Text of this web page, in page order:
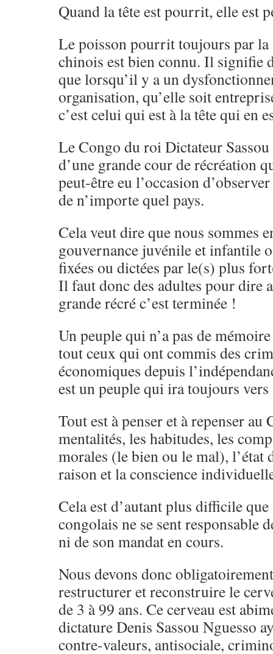
Quand la tête est pourrit, elle
Le poisson pourrit toujours par la
chinois est bien connu. Il signifie
que lorsqu’il y a un
organisation, qu’elle soit
c’est celui qui est à la tête qui en
Le Congo du roi Dictateur Sassou
d’une grande cour de récréation
peut-être eu l’occasion
de n’importe quel pays.
Cela veut dire que nous sommes
gouvernance juvénile et infantile
fixées ou dictées par le(s) plus
Il faut donc des adultes pour dire
grande récré c’est terminée !
Un peuple qui n’a pas de
tout ceux qui ont commis des
économiques depuis
est un peuple qui ira toujours vers
Tout est à penser et à repenser au
mentalités, les habitudes, les
morales (le bien ou le mal), l’état
raison et la conscience
Cela est d’autant plus difficile
congolais ne se sent responsable
ni de son mandat en cours.
Nous devons donc
restructurer et reconstruire le
de 3 à 99 ans. Ce cerveau est
dictature Denis Sassou Nguesso
contre-valeurs, antisociale,